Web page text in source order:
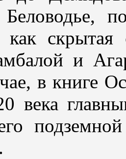
как
и
в книге
века